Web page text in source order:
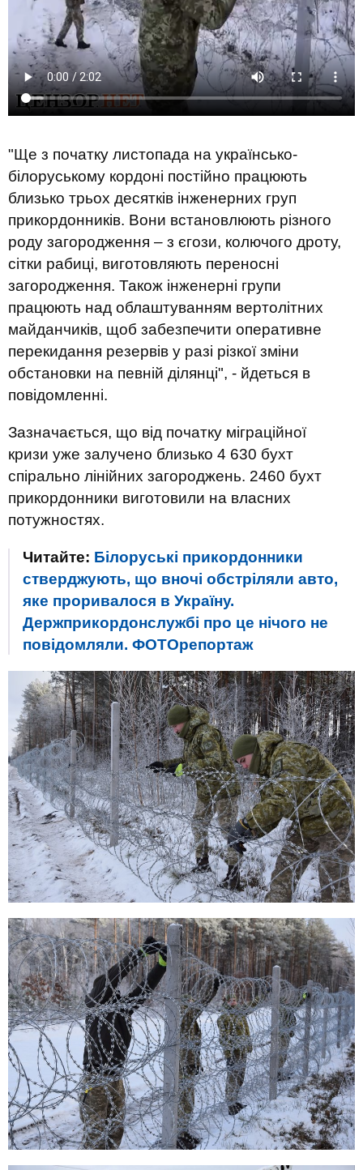
"Ще з початку листопада на українсько-
білоруському кордоні постійно працюють
близько трьох десятків інженерних груп
прикордонників. Вони встановлюють різного
роду загородження – з єгози, колючого дроту,
сітки рабиці, виготовляють переносні
загородження. Також інженерні групи
працюють над облаштуванням вертолітних
майданчиків, щоб забезпечити оперативне
перекидання резервів у разі різкої зміни
обстановки на певній ділянці", - йдеться в
повідомленні.
Зазначається, що від початку міграційної
кризи уже залучено близько 4 630 бухт
спірально лінійних загороджень. 2460 бухт
прикордонники виготовили на власних
потужностях.
Читайте: Білоруські прикордонники
стверджують, що вночі обстріляли авто,
яке проривалося в Україну.
Держприкордонслужбі про це нічого не
повідомляли. ФОТОрепортаж